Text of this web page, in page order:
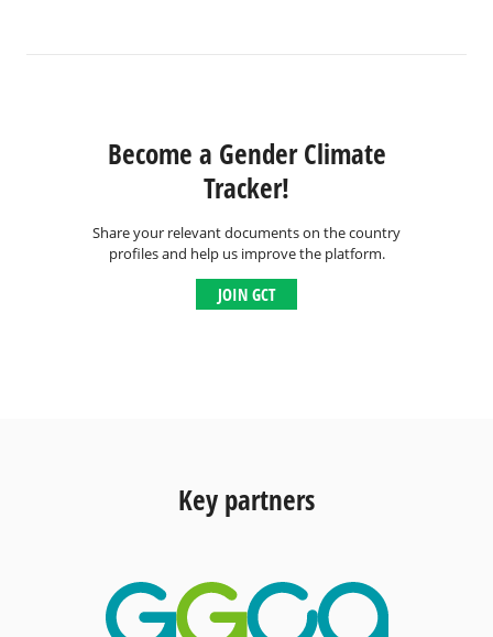
Become a Gender Climate
Tracker!
Share your relevant documents on the country
profiles and help us improve the platform.
JOIN GCT
Key partners